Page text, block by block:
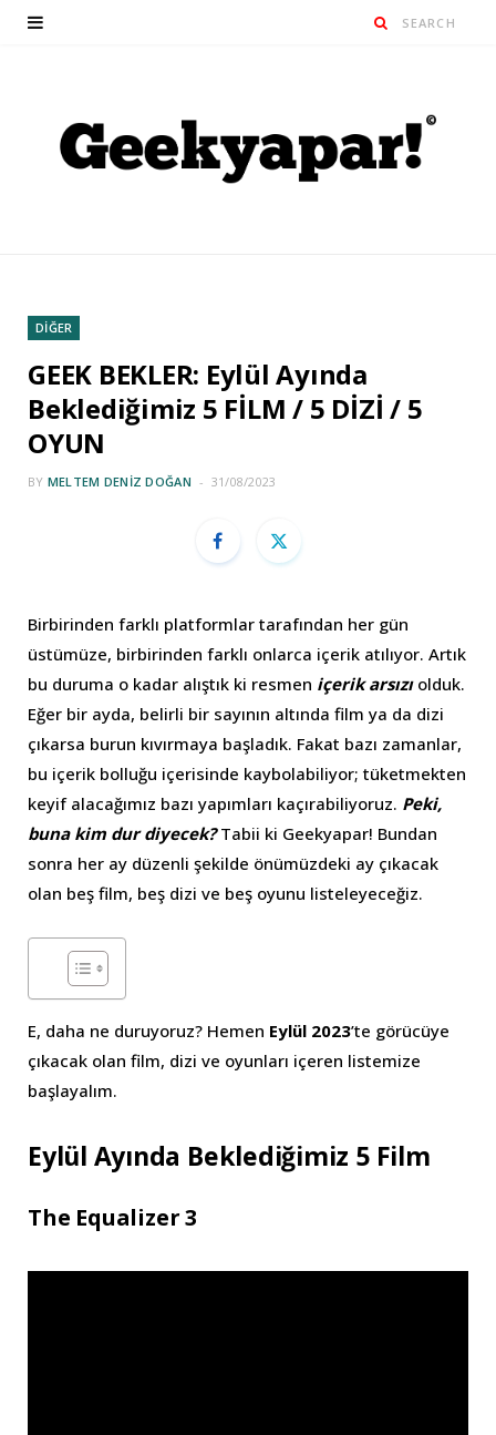
DİĞER
GEEK BEKLER: Eylül Ayında
Beklediğimiz 5 FİLM / 5 DİZİ / 5
OYUN
BY MELTEM DENIZ DOĞAN 31/08/2023
Birbirinden farklı platformlar tarafından her gün
üstümüze, birbirinden farklı onlarca içerik atılıyor. Artık
bu duruma o kadar alıştık ki resmen içerik arsızı olduk.
Eğer bir ayda, belirli bir sayının altında film ya da dizi
çıkarsa burun kıvırmaya başladık. Fakat bazı zamanlar,
bu içerik bolluğu içerisinde kaybolabiliyor; tüketmekten
keyif alacağımız bazı yapımları kaçırabiliyoruz. Peki,
buna kim dur diyecek?Tabii ki Geekyapar! Bundan
sonra her ay düzenli şekilde önümüzdeki ay çıkacak
olan beş film, beş dizi ve beş oyunu listeleyeceğiz.
E, daha ne duruyoruz? Hemen Eylül 2023’te görücüye
çıkacak olan film, dizi ve oyunları içeren listemize
başlayalım.
Eylül Ayında Beklediğimiz 5 Film
The Equalizer 3